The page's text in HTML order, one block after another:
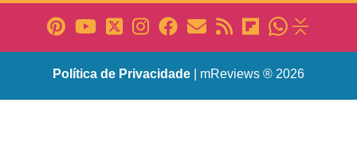
Política de Privacidade | mReviews ® 2026